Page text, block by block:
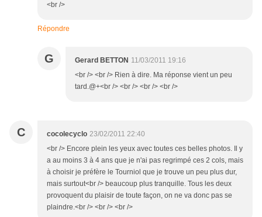
<br />
Répondre
G Gerard BETTON 11/03/2011 19:16
<br /> <br /> Rien à dire. Ma réponse vient un peu
tard.@+<br /> <br /> <br /> <br />
C cocolecyclo 23/02/2011 22:40
<br /> Encore plein les yeux avec toutes ces belles photos. Il y
a au moins 3 à 4 ans que je n'ai pas regrimpé ces 2 cols, mais
à choisir je préfère le Tourniol que je trouve un peu plus dur,
mais surtout<br /> beaucoup plus tranquille. Tous les deux
provoquent du plaisir de toute façon, on ne va donc pas se
plaindre.<br /> <br /> <br />